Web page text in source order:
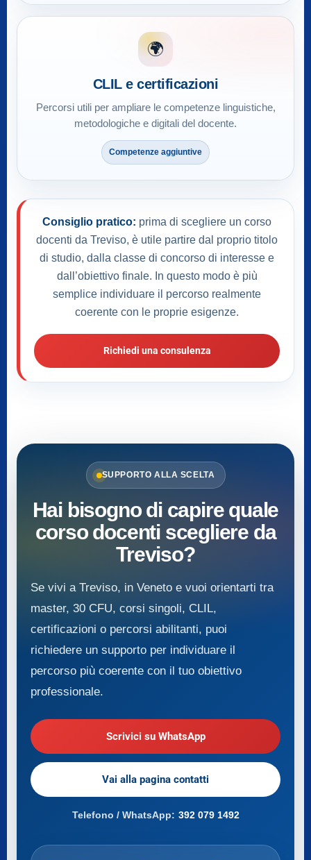
🌍
CLIL e certificazioni
Percorsi utili per ampliare le competenze linguistiche,
metodologiche e digitali del docente.
Competenze aggiuntive
Consiglio pratico: prima di scegliere un corso
docenti da Treviso, è utile partire dal proprio titolo
di studio, dalla classe di concorso di interesse e
dall’obiettivo finale. In questo modo è più
semplice individuare il percorso realmente
coerente con le proprie esigenze.
Richiedi una consulenza
SUPPORTO ALLA SCELTA
Hai bisogno di capire quale
corso docenti scegliere da
Treviso?
Se vivi a Treviso, in Veneto e vuoi orientarti tra
master, 30 CFU, corsi singoli, CLIL,
certificazioni o percorsi abilitanti, puoi
richiedere un supporto per individuare il
percorso più coerente con il tuo obiettivo
professionale.
Scrivici su WhatsApp
Vai alla pagina contatti
Telefono / WhatsApp: 392 079 1492